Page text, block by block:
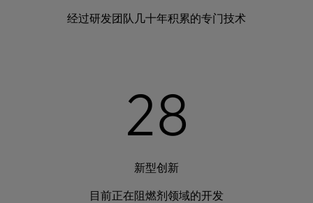
经过研发团队几十年积累的专门技术
28
新型创新
目前正在阻燃剂领域的开发